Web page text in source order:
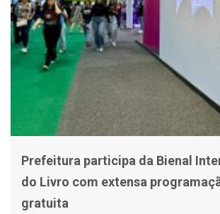
Prefeitura participa da Bienal
do Livro com extensa
gratuita